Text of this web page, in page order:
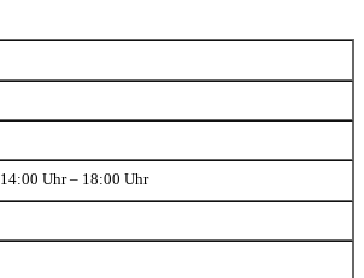
14:00 Uhr – 18:00 Uhr